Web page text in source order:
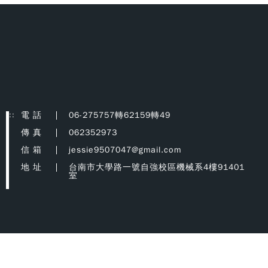
::: 電 話
06-275757轉62159轉49
傳 真
062352973
信 箱
jessie9507047@gmail.com
地 址
台南市大學路一號自強校區機械系4樓91401
室